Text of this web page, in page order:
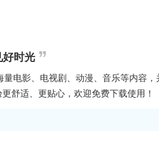
时光
电影、电视剧、动漫、音乐等内容
舒适、更贴心，欢迎免费下载使用！